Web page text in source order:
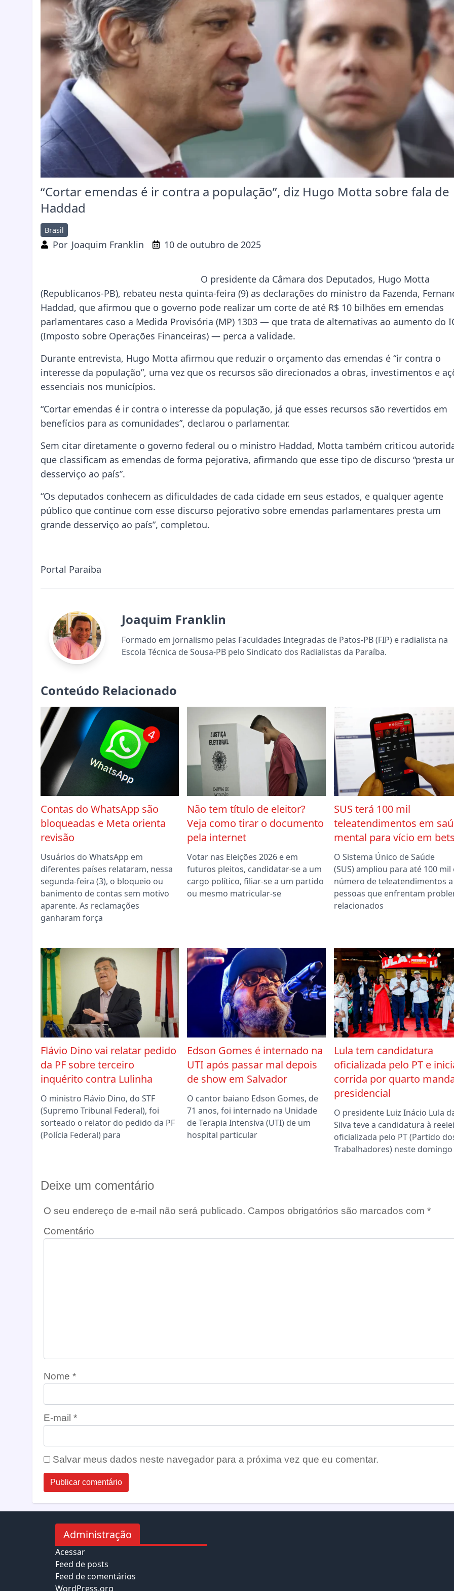
“Cortar emendas é ir contra a população”, diz Hugo Motta sobre fala de
Haddad
Brasil
Por Joaquim Franklin 10 de outubro de 2025
O presidente da Câmara dos Deputados, Hugo Motta
(Republicanos-PB), rebateu nesta quinta-feira (9) as declarações do ministro da Fazenda,
Haddad, que afirmou que o governo pode realizar um corte de até R$ 10 bilhões em emendas
parlamentares caso a Medida Provisória (MP) 1303 — que trata de alternativas ao aumento do
(Imposto sobre Operações Financeiras) — perca a validade.
Durante entrevista, Hugo Motta afirmou que reduzir o orçamento das emendas é “ir contra o
interesse da população”, uma vez que os recursos são direcionados a obras, investimentos e
essenciais nos municípios.
“Cortar emendas é ir contra o interesse da população, já que esses recursos são revertidos em
benefícios para as comunidades”, declarou o parlamentar.
Sem citar diretamente o governo federal ou o ministro Haddad, Motta também criticou
que classificam as emendas de forma pejorativa, afirmando que esse tipo de discurso “presta
desserviço ao país”.
“Os deputados conhecem as dificuldades de cada cidade em seus estados, e qualquer agente
público que continue com esse discurso pejorativo sobre emendas parlamentares presta um
grande desserviço ao país”, completou.
Portal Paraíba
Joaquim Franklin
Formado em jornalismo pelas Faculdades Integradas de Patos-PB (FIP) e radialista na
Escola Técnica de Sousa-PB pelo Sindicato dos Radialistas da Paraíba.
Conteúdo Relacionado
Contas do WhatsApp são
bloqueadas e Meta orienta
revisão
Usuários do WhatsApp em
diferentes países relataram, nessa
segunda-feira (3), o bloqueio ou
banimento de contas sem motivo
aparente. As reclamações
ganharam força
Não tem título de eleitor?
Veja como tirar o documento
pela internet
Votar nas Eleições 2026 e em
futuros pleitos, candidatar-se a um
cargo político, filiar-se a um partido
ou mesmo matricular-se
SUS terá 100 mil
teleatendimentos em
mental para vício em
O Sistema Único de Saúde
(SUS) ampliou para até 100 mil
número de teleatendimentos a
pessoas que enfrentam
relacionados
Flávio Dino vai relatar pedido
da PF sobre terceiro
inquérito contra Lulinha
O ministro Flávio Dino, do STF
(Supremo Tribunal Federal), foi
sorteado o relator do pedido da PF
(Polícia Federal) para
Edson Gomes é internado na
UTI após passar mal depois
de show em Salvador
O cantor baiano Edson Gomes, de
71 anos, foi internado na Unidade
de Terapia Intensiva (UTI) de um
hospital particular
Lula tem candidatura
oficializada pelo PT e
corrida por quarto
presidencial
O presidente Luiz Inácio Lula
Silva teve a candidatura à
oficializada pelo PT (Partido
Trabalhadores) neste domingo
Deixe um comentário
O seu endereço de e-mail não será publicado. Campos obrigatórios são marcados com *
Comentário
Nome *
E-mail *
Salvar meus dados neste navegador para a próxima vez que eu comentar.
Administração
Acessar
Feed de posts
Feed de comentários
WordPress.org